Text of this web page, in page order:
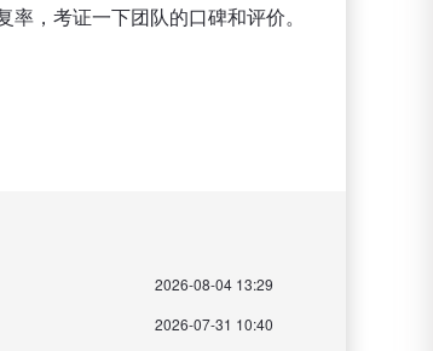
，考证一下团队的口碑和评价。
2026-08-04 13:29
2026-07-31 10:40